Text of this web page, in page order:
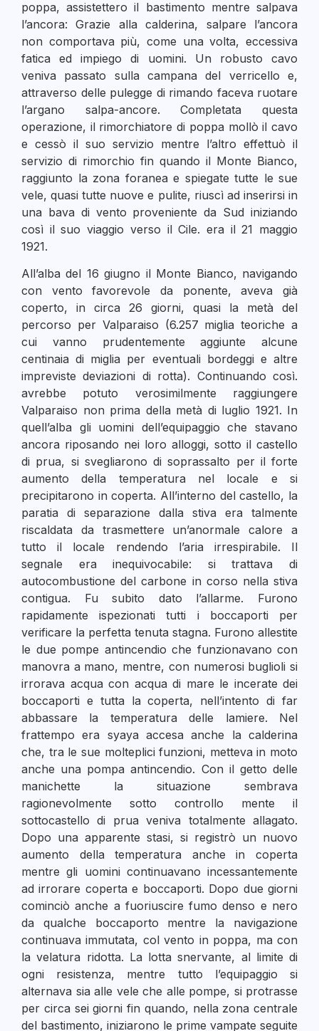
poppa, assistettero il bastimento mentre salpava
l’ancora: Grazie alla calderina, salpare l’ancora
non comportava più, come una volta, eccessiva
fatica ed impiego di uomini. Un robusto cavo
veniva passato sulla campana del verricello e,
attraverso delle pulegge di rimando faceva ruotare
l’argano salpa-ancore. Completata questa
operazione, il rimorchiatore di poppa mollò il cavo
e cessò il suo servizio mentre l’altro effettuò il
servizio di rimorchio fin quando il Monte Bianco,
raggiunto la zona foranea e spiegate tutte le sue
vele, quasi tutte nuove e pulite, riuscì ad inserirsi in
una bava di vento proveniente da Sud iniziando
così il suo viaggio verso il Cile. era il 21 maggio
1921.
All’alba del 16 giugno il Monte Bianco, navigando
con vento favorevole da ponente, aveva già
coperto, in circa 26 giorni, quasi la metà del
percorso per Valparaiso (6.257 miglia teoriche a
cui vanno prudentemente aggiunte alcune
centinaia di miglia per eventuali bordeggi e altre
impreviste deviazioni di rotta). Continuando così.
avrebbe potuto verosimilmente raggiungere
Valparaiso non prima della metà di luglio 1921. In
quell’alba gli uomini dell’equipaggio che stavano
ancora riposando nei loro alloggi, sotto il castello
di prua, si svegliarono di soprassalto per il forte
aumento della temperatura nel locale e si
precipitarono in coperta. All’interno del castello, la
paratia di separazione dalla stiva era talmente
riscaldata da trasmettere un’anormale calore a
tutto il locale rendendo l’aria irrespirabile. Il
segnale era inequivocabile: si trattava di
autocombustione del carbone in corso nella stiva
contigua. Fu subito dato l’allarme. Furono
rapidamente ispezionati tutti i boccaporti per
verificare la perfetta tenuta stagna. Furono allestite
le due pompe antincendio che funzionavano con
manovra a mano, mentre, con numerosi buglioli si
irrorava acqua con acqua di mare le incerate dei
boccaporti e tutta la coperta, nell’intento di far
abbassare la temperatura delle lamiere. Nel
frattempo era syaya accesa anche la calderina
che, tra le sue molteplici funzioni, metteva in moto
anche una pompa antincendio. Con il getto delle
manichette la situazione sembrava
ragionevolmente sotto controllo mente il
sottocastello di prua veniva totalmente allagato.
Dopo una apparente stasi, si registrò un nuovo
aumento della temperatura anche in coperta
mentre gli uomini continuavano incessantemente
ad irrorare coperta e boccaporti. Dopo due giorni
cominciò anche a fuoriuscire fumo denso e nero
da qualche boccaporto mentre la navigazione
continuava immutata, col vento in poppa, ma con
la velatura ridotta. La lotta snervante, al limite di
ogni resistenza, mentre tutto l’equipaggio si
alternava sia alle vele che alle pompe, si protrasse
per circa sei giorni fin quando, nella zona centrale
del bastimento, iniziarono le prime vampate seguite